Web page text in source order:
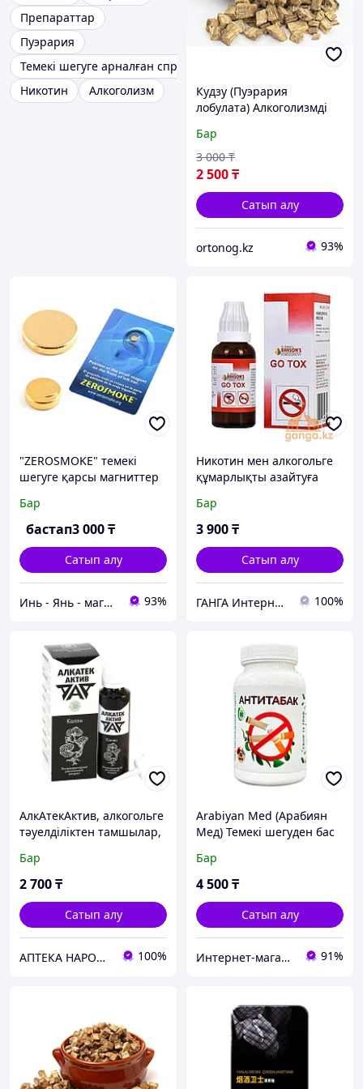
Препараттар
Пуэрария
Темекі шегуге арналған спрей
Никотин
Алкоголизм
Кудзу (Пуэрария
лобулата) Алкоголизмді
алкоголизмге қарсы
қайнатуға арналған
тамыр.100 гр
Бар
2 500₸
3 000 ₸
Сатып алу
ortonog.kz 93%
"ZEROSMOKE" темекі
шегуге қарсы магниттер
Бар
бастап3 000₸
Сатып алу
Инь - Янь - магазин китайских лечебных препаратов 93%
Никотин мен алкогольге
құмарлықты азайтуға
Tox Dr.Baksons), 30 мл
Бар
3 900₸
Сатып алу
ГАНГА Интернет-магазин 100%
АлкАтекАктив, алкогольге
тәуелділіктен тамшылар,
Бар
2 700₸
Сатып алу
АПТЕКА НАРОДНОЙ МЕДИЦИНЫ 100%
Arabiyan Med (Арабиян
Мед) Темекі шегуден бас
"Темекіге қарсы"
капсулалар 150 дана
Бар
4 500₸
Сатып алу
Интернет-магазин «BIOLIFE.KZ» 91%